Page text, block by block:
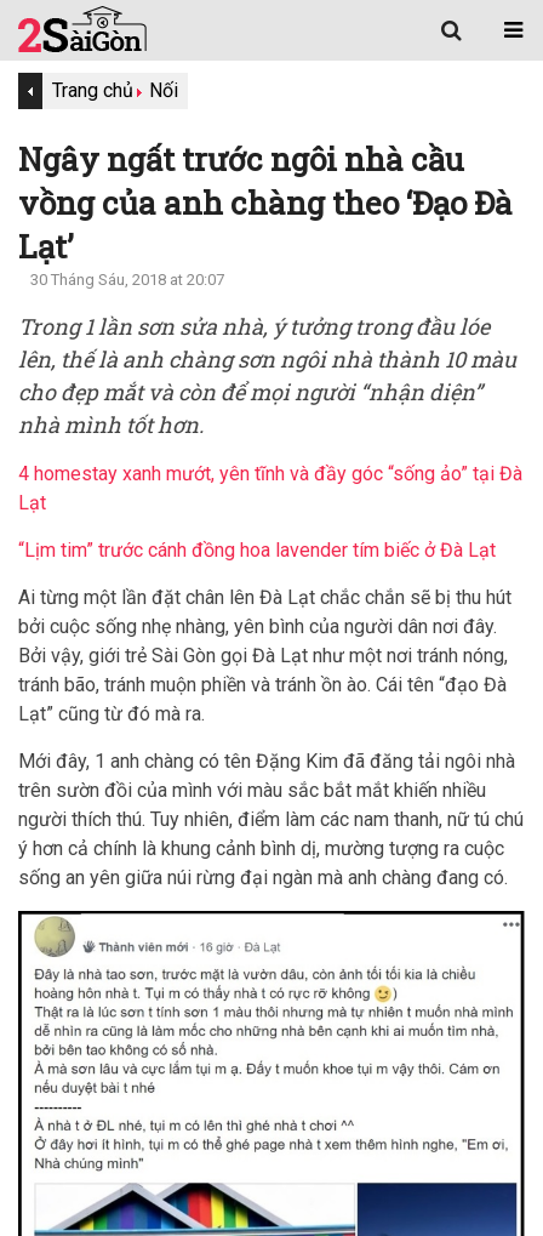
Trang chủ Nối
Ngây ngất trước ngôi nhà cầu
vồng của anh chàng theo ‘Đạo Đà
Lạt’
30 Tháng Sáu, 2018 at 20:07
Trong 1 lần sơn sửa nhà, ý tưởng trong đầu lóe
lên, thế là anh chàng sơn ngôi nhà thành 10 màu
cho đẹp mắt và còn để mọi người “nhận diện”
nhà mình tốt hơn.
4 homestay xanh mướt, yên tĩnh và đầy góc “sống ảo” tại Đà
Lạt
“Lịm tim” trước cánh đồng hoa lavender tím biếc ở Đà Lạt
Ai từng một lần đặt chân lên Đà Lạt chắc chắn sẽ bị thu hút
bởi cuộc sống nhẹ nhàng, yên bình của người dân nơi đây.
Bởi vậy, giới trẻ Sài Gòn gọi Đà Lạt như một nơi tránh nóng,
tránh bão, tránh muộn phiền và tránh ồn ào. Cái tên “đạo Đà
Lạt” cũng từ đó mà ra.
Mới đây, 1 anh chàng có tên Đặng Kim đã đăng tải ngôi nhà
trên sườn đồi của mình với màu sắc bắt mắt khiến nhiều
người thích thú. Tuy nhiên, điểm làm các nam thanh, nữ tú chú
ý hơn cả chính là khung cảnh bình dị, mường tượng ra cuộc
sống an yên giữa núi rừng đại ngàn mà anh chàng đang có.